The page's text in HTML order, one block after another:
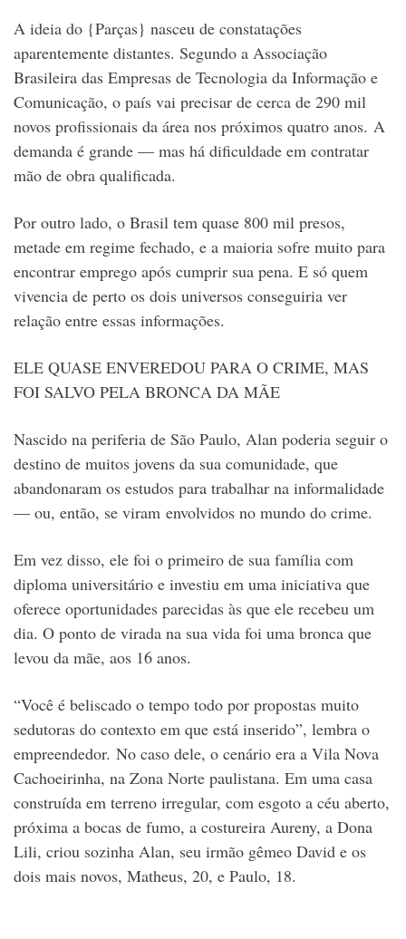
A ideia do {Parças} nasceu de constatações
aparentemente distantes. Segundo a Associação
Brasileira das Empresas de Tecnologia da Informação e
Comunicação, o país vai precisar de cerca de 290 mil
novos profissionais da área nos próximos quatro anos. A
demanda é grande — mas há dificuldade em contratar
mão de obra qualificada.
Por outro lado, o Brasil tem quase 800 mil presos,
metade em regime fechado, e a maioria sofre muito para
encontrar emprego após cumprir sua pena. E só quem
vivencia de perto os dois universos conseguiria ver
relação entre essas informações.
ELE QUASE ENVEREDOU PARA O CRIME, MAS
FOI SALVO PELA BRONCA DA MÃE
Nascido na periferia de São Paulo, Alan poderia seguir o
destino de muitos jovens da sua comunidade, que
abandonaram os estudos para trabalhar na informalidade
— ou, então, se viram envolvidos no mundo do crime.
Em vez disso, ele foi o primeiro de sua família com
diploma universitário e investiu em uma iniciativa que
oferece oportunidades parecidas às que ele recebeu um
dia. O ponto de virada na sua vida foi uma bronca que
levou da mãe, aos 16 anos.
“Você é beliscado o tempo todo por propostas muito
sedutoras do contexto em que está inserido”, lembra o
empreendedor. No caso dele, o cenário era a Vila Nova
Cachoeirinha, na Zona Norte paulistana. Em uma casa
construída em terreno irregular, com esgoto a céu aberto,
próxima a bocas de fumo, a costureira Aureny, a Dona
Lili, criou sozinha Alan, seu irmão gêmeo David e os
dois mais novos, Matheus, 20, e Paulo, 18.